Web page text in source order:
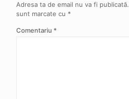
Adresa ta de email nu va fi publicată.
sunt marcate cu *
Comentariu *